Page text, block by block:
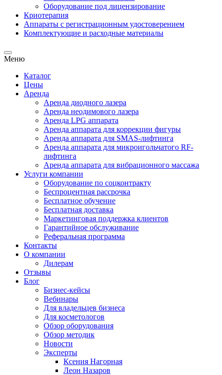
Оборудование под лицензирование
Криотерапия
Аппараты c регистрационным удостоверением
Комплектующие и расходные материалы
Меню
Каталог
Цены
Аренда
Аренда диодного лазера
Аренда неодимового лазера
Аренда LPG аппарата
Аренда аппарата для коррекции фигуры
Аренда аппарата для SMAS-лифтинга
Аренда аппарата для микроигольчатого RF-
лифтинга
Аренда аппарата для вибрационного массажа
Услуги компании
Оборудование по соцконтракту
Беспроцентная рассрочка
Бесплатное обучение
Бесплатная доставка
Маркетинговая поддержка клиентов
Гарантийное обслуживание
Реферальная программа
Контакты
О компании
Дилерам
Отзывы
Блог
Бизнес-кейсы
Вебинары
Для владельцев бизнеса
Для косметологов
Обзор оборудования
Обзор методик
Новости
Эксперты
Ксения Нагорная
Леон Назаров